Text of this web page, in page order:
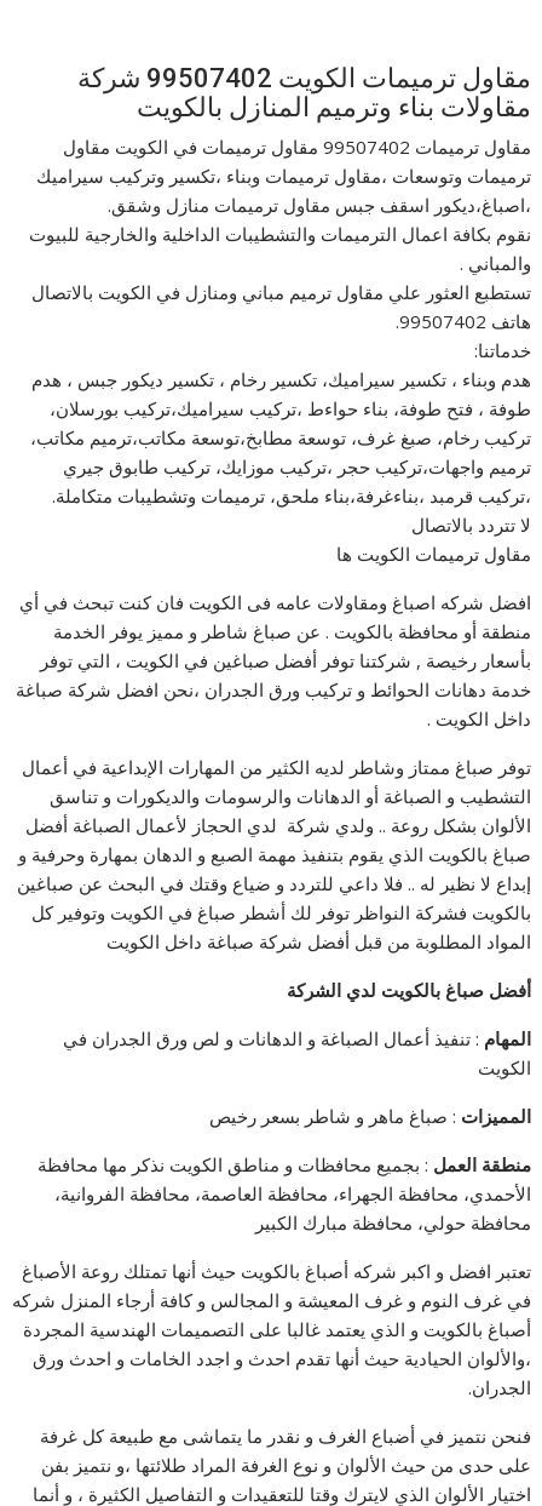
مقاول ترميمات الكويت 99507402 شركة
مقاولات بناء وترميم المنازل بالكويت
مقاول ترميمات 99507402 مقاول ترميمات في الكويت مقاول
ترميمات وتوسعات ،مقاول ترميمات وبناء ،تكسير وتركيب سيراميك
،اصباغ،ديكور اسقف جبس مقاول ترميمات منازل وشقق.
نقوم بكافة اعمال الترميمات والتشطيبات الداخلية والخارجية للبيوت
والمباني .
تستطبع العثور علي مقاول ترميم مباني ومنازل في الكويت بالاتصال
هاتف 99507402.
خدماتنا:
هدم وبناء ، تكسير سيراميك، تكسير رخام ، تكسير ديكور جبس ، هدم
طوفة ، فتح طوفة، بناء حواءط ،تركيب سيراميك،تركيب بورسلان،
تركيب رخام، صبغ غرف، توسعة مطابخ،توسعة مكاتب،ترميم مكاتب،
ترميم واجهات،تركيب حجر ،تركيب موزايك، تركيب طابوق جيري
،تركيب قرمبد ،بناءغرفة،بناء ملحق، ترميمات وتشطيبات متكاملة.
لا تتردد بالاتصال
مقاول ترميمات الكويت ها
افضل شركه اصباغ ومقاولات عامه فى الكويت فان كنت تبحث في أي
منطقة أو محافظة بالكويت . عن صباغ شاطر و مميز يوفر الخدمة
بأسعار رخيصة , شركتنا توفر أفضل صباغين في الكويت ، التي توفر
خدمة دهانات الحوائط و تركيب ورق الجدران ،نحن افضل شركة صباغة
داخل الكويت .
توفر صباغ ممتاز وشاطر لديه الكثير من المهارات الإبداعية في أعمال
التشطيب و الصباغة أو الدهانات والرسومات والديكورات و تناسق
الألوان بشكل روعة .. ولدي شركة لدي الحجاز لأعمال الصباغة أفضل
صباغ بالكويت الذي يقوم بتنفيذ مهمة الصبع و الدهان بمهارة وحرفية و
إبداع لا نظير له .. فلا داعي للتردد و ضياع وقتك في البحث عن صباغين
بالكويت فشركة النواظر توفر لك أشطر صباغ في الكويت وتوفير كل
المواد المطلوبة من قبل أفضل شركة صباغة داخل الكويت
أفضل صباغ بالكويت لدي الشركة
المهام : تنفيذ أعمال الصباغة و الدهانات و لص ورق الجدران في
الكويت
المميزات : صباغ ماهر و شاطر بسعر رخيص
منطقة العمل : بجميع محافظات و مناطق الكويت نذكر مها محافظة
الأحمدي، محافظة الجهراء، محافظة العاصمة، محافظة الفروانية،
محافظة حولي، محافظة مبارك الكبير
تعتبر افضل و اكبر شركه أصباغ بالكويت حيث أنها تمتلك روعة الأصباغ
في غرف النوم و غرف المعيشة و المجالس و كافة أرجاء المنزل شركه
أصباغ بالكويت و الذي يعتمد غالبا على التصميمات الهندسية المجردة
،والألوان الحيادية حيث أنها تقدم احدث و اجدد الخامات و احدث ورق
الجدران.
فنحن نتميز في أضباع الغرف و نقدر ما يتماشى مع طبيعة كل غرفة
على حدى من حيث الألوان و نوع الغرفة المراد طلائتها ،و نتميز بفن
اختيار الألوان الذي لايترك وقتا للتعقيدات و التفاصيل الكثيرة ، و أنما